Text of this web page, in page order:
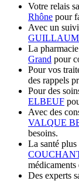
Votre relais
Rhône pour
Avec un
La
Grand pour
Pour vos
des rappels
Pour des
ELBEUF
Avec des
VALQUE
besoins.
La santé
médicaments
Des experts